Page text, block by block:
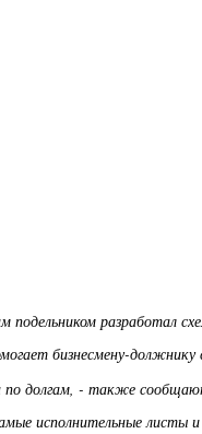
подельником разработал
бизнесмену-
по долгам, - также
исполнительные листы